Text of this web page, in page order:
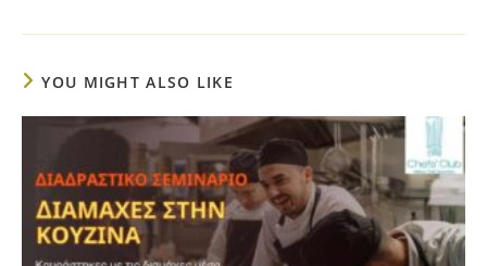
YOU MIGHT ALSO LIKE